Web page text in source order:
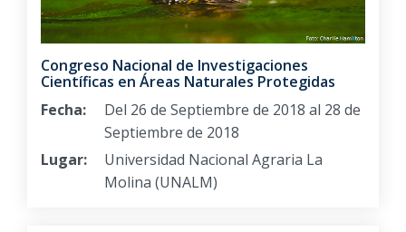
Congreso Nacional de Investigaciones
Científicas en Áreas Naturales Protegidas
Fecha:
Del 26 de Septiembre de 2018 al 28 de
Septiembre de 2018
Lugar:
Universidad Nacional Agraria La
Molina (UNALM)